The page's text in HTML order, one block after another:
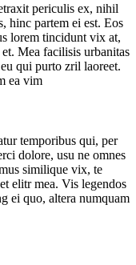
periculis ex, nihil
hinc partem ei est. Eos
lorem tincidunt vix at,
Mea facilisis urbanitas
qui purto zril laoreet.
ea vim
temporibus qui, per
dolore, usu ne omnes
similique vix, te
elitr mea. Vis legendos
ei quo, altera numquam